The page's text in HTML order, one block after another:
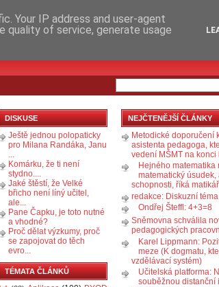
DISKUSE
Ještě jednou polopaticky
pro Milana Randáka, Janu
...
Komárku, že ti není
stydno....
Jaké štěstí, že Velké
břicho není líný učitel,
ale...
Pane Čapku, je toto nutné
a vhodné?
Proč dělat výzkumy, proč
se zapojovat do těch
evro...
TÉMATA ČLÁNKŮ
NEJČTENĚJŠÍ ČLÁNKY
Metodické doporučení
asistenta pedagoga,
vedení MŠMT na konci
Hejného matematika
matematický úsudek,
schopnosti, říká
redakce: Diskuzní téma
Ondřej Šteffl: 4+3=8
Sněmovna schválila
pedagogických
Karel Lippmann:
meze (K dogmatu,
vzdělávací systém)
Učitelská platforma:
souběžnou distanční
Your IP address and user-agent
quality of service, generate usage